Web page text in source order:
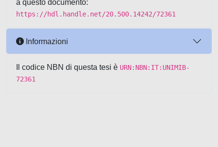
a questo documento:
https://hdl.handle.net/20.500.14242/72361
Informazioni
Il codice NBN di questa tesi è URN:NBN:IT:UNIMIB-
72361